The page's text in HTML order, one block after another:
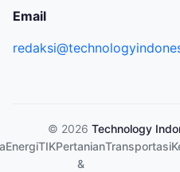
Email
© 2026 Technology
EnergiTIKPertanian
&
Transportasi